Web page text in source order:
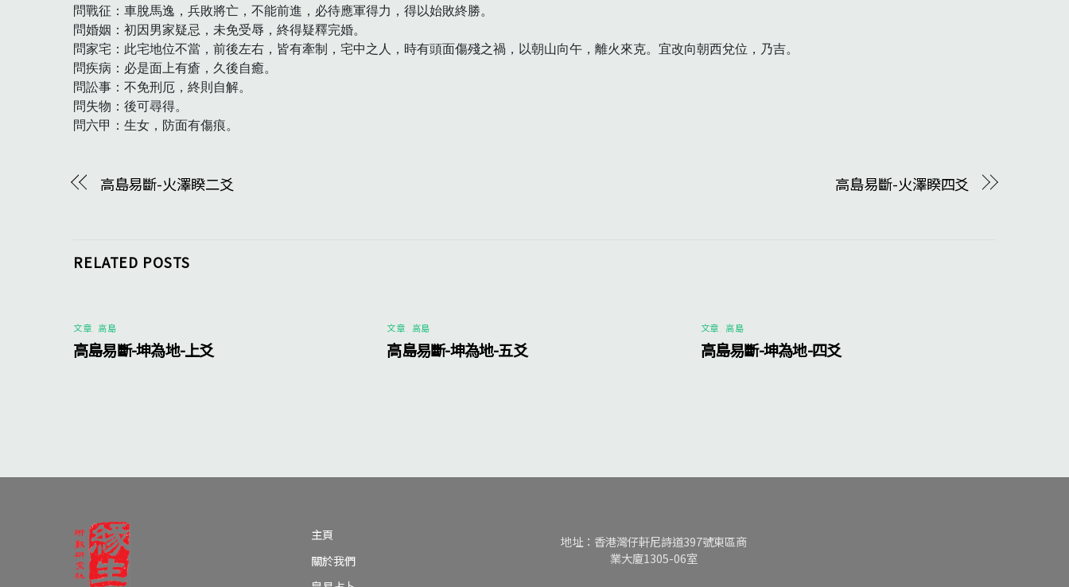
問戰征：車脫馬逸，兵敗將亡，不能前進，必待應軍得力，得以始敗終勝。
問婚姻：初因男家疑忌，未免受辱，終得疑釋完婚。
問家宅：此宅地位不當，前後左右，皆有牽制，宅中之人，時有頭面傷殘之禍，以朝山向午，離火來克。宜改向朝西兌位，乃吉。
問疾病：必是面上有瘡，久後自癒。
問訟事：不免刑厄，終則自解。
問失物：後可尋得。
問六甲：生女，防面有傷痕。
高島易斷-火澤睽二爻 高島易斷-火澤睽四爻
RELATED POSTS
文章 高島
高島易斷-坤為地-上爻
文章 高島
高島易斷-坤為地-五爻
文章 高島
高島易斷-坤為地-四爻
主頁
關於我們
地址：香港灣仔軒尼詩道397號東區商
業大廈1305-06室